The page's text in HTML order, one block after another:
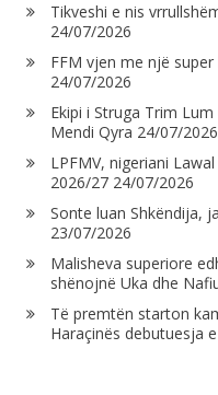
Tikveshi e nis
24/07/2026
FFM vjen me një
24/07/2026
Ekipi i Struga Trim
Mendi Qyra 24/07/2026
LPFMV, nigeriani
2026/27 24/07/2026
Sonte luan Shkëndija,
23/07/2026
Malisheva superiore
shënojnë Uka dhe
Të premtën starton
Haraçinës debutuesja